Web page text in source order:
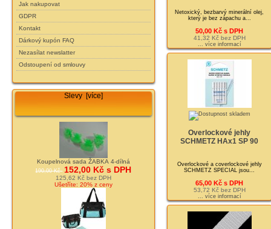
Jak nakupovat
GDPR
Kontakt
Dárkový kupón FAQ
Nezasílat newslatter
Odstoupení od smlouvy
Slevy [více]
Koupelnová sada ŽABKA 4-dílná
190,00 Kč 152,00 Kč s DPH
125,62 Kč bez DPH
Ušetříte: 20% z ceny
Netoxický, bezbarvý minerální olej,
který je bez zápachu a...
50,00 Kč s DPH
41,32 Kč bez DPH
... více informací
Overlockové jehly
SCHMETZ HAx1 SP 90
Overlockové a coverlockové jehly
SCHMETZ SPECIAL jsou...
65,00 Kč s DPH
53,72 Kč bez DPH
... více informací